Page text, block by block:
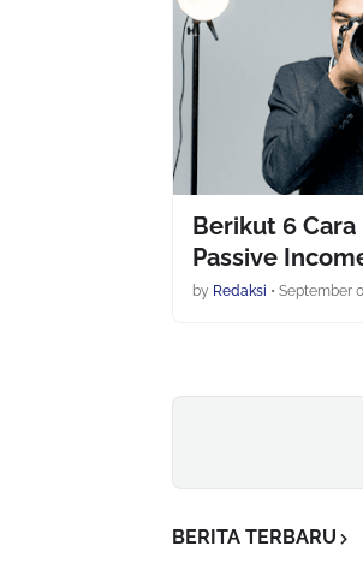
Berikut 6
Passive
by Redaksi • September
BERITA TERBARU